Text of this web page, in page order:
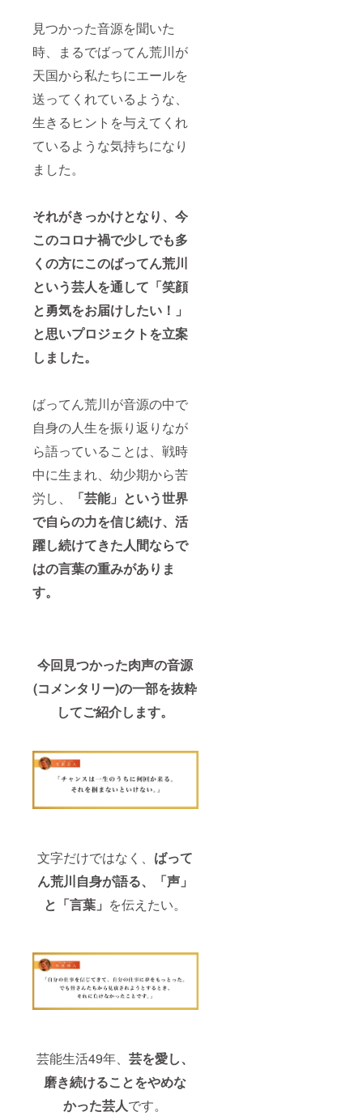
見つかった音源を聞いた
時、まるでばってん荒川が
天国から私たちにエールを
送ってくれているような、
生きるヒントを与えてくれ
ているような気持ちになり
ました。
それがきっかけとなり、今
このコロナ禍で少しでも多
くの方にこのばってん荒川
という芸人を通して「笑顔
と勇気をお届けしたい！」
と思いプロジェクトを立案
しました。
ばってん荒川が音源の中で
自身の人生を振り返りなが
ら語っていることは、戦時
中に生まれ、幼少期から苦
労し、
「芸能」という世界
で自らの力を信じ続け、 活
躍し続けてきた人間ならで
はの言葉の重みがありま
す。
今回見つかった肉声の音源
(コメンタリー)の一部を抜粋
してご紹介します。
文字だけではなく、 ばって
ん荒川自身が語る、「声」
と「言葉」 を伝えたい。
芸能生活49年、芸を愛し、
磨き続けることをやめな
かった芸人です。